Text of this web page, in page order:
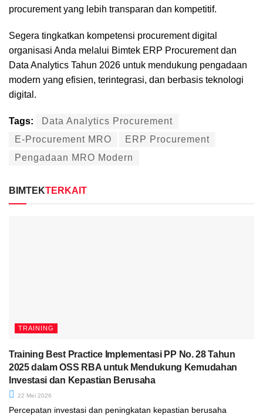
procurement yang lebih transparan dan kompetitif.
Segera tingkatkan kompetensi procurement digital
organisasi Anda melalui Bimtek ERP Procurement dan
Data Analytics Tahun 2026 untuk mendukung pengadaan
modern yang efisien, terintegrasi, dan berbasis teknologi
digital.
Tags:
Data Analytics Procurement
E-Procurement MRO
ERP Procurement
Pengadaan MRO Modern
BIMTEKTERKAIT
TRAINING
Training Best Practice Implementasi PP No. 28 Tahun
2025 dalam OSS RBA untuk Mendukung Kemudahan
Investasi dan Kepastian Berusaha
22 Mei 2026
Percepatan investasi dan peningkatan kepastian berusaha